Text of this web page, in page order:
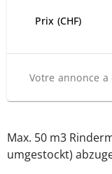
Prix (CHF)
Votre annonce a
Max. 50 m3
umgestockt)